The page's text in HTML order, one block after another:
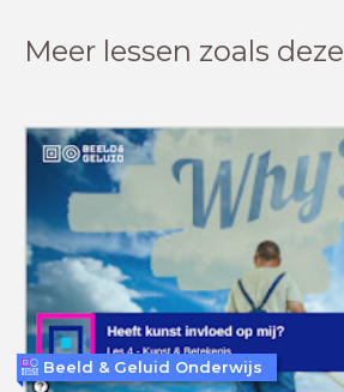
Meer lessen zoals deze
Beeld & Geluid Onderwijs